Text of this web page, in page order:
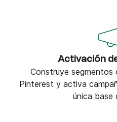
Activación
Construye segmentos
Pinterest y activa
única base